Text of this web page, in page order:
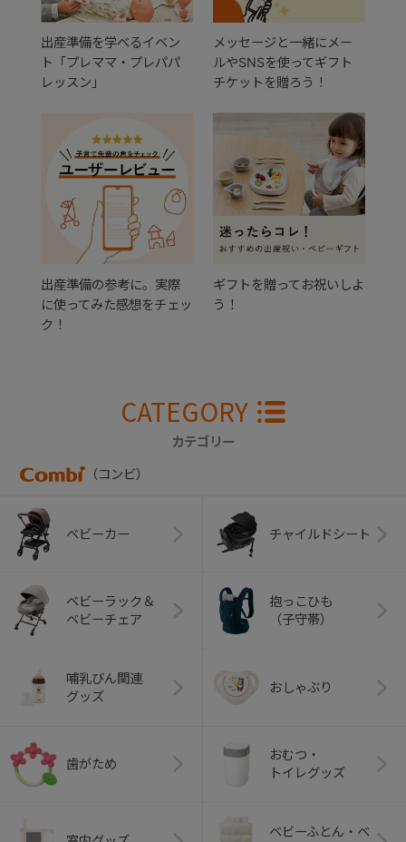
出産準備を学べるイベン
ト「プレママ・プレパパ
レッスン」
メッセージと一緒にメー
ルやSNSを使ってギフト
チケットを贈ろう！
出産準備の参考に。実際
に使ってみた感想をチェッ
ク！
ギフトを贈ってお祝いしよ
う！
CATEGORY
カテゴリー
（コンビ）
ベビーカー チャイルドシート
ベビーラック＆
ベビーチェア
抱っこひも
（子守帯）
哺乳びん関連
グッズ
おしゃぶり
歯がため
おむつ・
トイレグッズ
ベビーふとん・ベ